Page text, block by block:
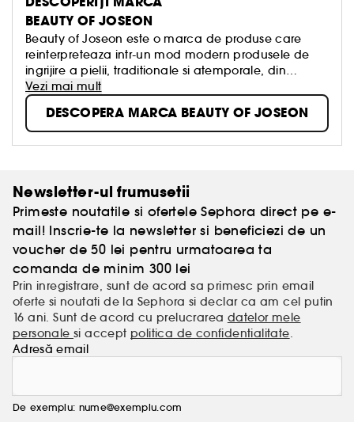
BEAUTY OF JOSEON
Beauty of Joseon este o marca de produse care
reinterpreteaza intr-un mod modern produsele de
ingrijire a pielii, traditionale si atemporale, din
Coreea, folosind ingrediente naturale. Aceasta
asociaza Hanbang (medicina traditionala coreeana
pe baza de plante) cu ingrediente eficiente si
moderne, pentru a crea produse care rafineaza
pielea, redandu-i aspectul sanatos si radios.
Vezi mai mult
DESCOPERA MARCA BEAUTY OF JOSEON
Newsletter-ul frumusetii
Primeste noutatile si ofertele Sephora direct pe e-
mail! Inscrie-te la newsletter si beneficiezi de un
voucher de 50 lei pentru urmatoarea ta
comanda de minim 300 lei
Prin inregistrare, sunt de acord sa primesc prin email
oferte si noutati de la Sephora si declar ca am cel putin
16 ani. Sunt de acord cu prelucrarea datelor mele
personalesi accept politica de confidentialitate.
Adresă email
De exemplu: nume@exemplu.com